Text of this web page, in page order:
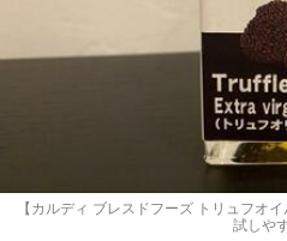
【カルディ ブレスドフーズ トリュフオ
試しや